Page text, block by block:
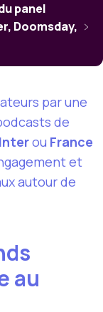
panel
Doomsday,
par une
de
ou France
et
autour de
au